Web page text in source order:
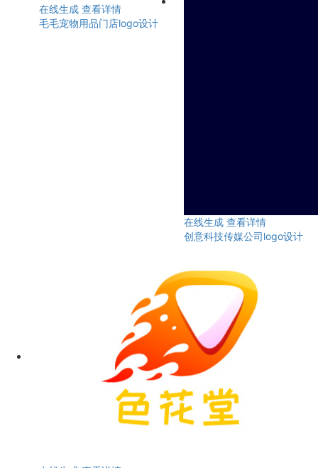
在线生成 查看详情
毛毛宠物用品门店logo设计
在线生成 查看详情
创意科技传媒公司logo设计